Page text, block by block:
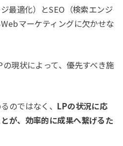
最適化）とSEO（検索エンジ
マーケティングに欠かせな
現状によって、優先すべき施
のではなく、 LPの状況に応
が、効率的に成果へ繋げるた